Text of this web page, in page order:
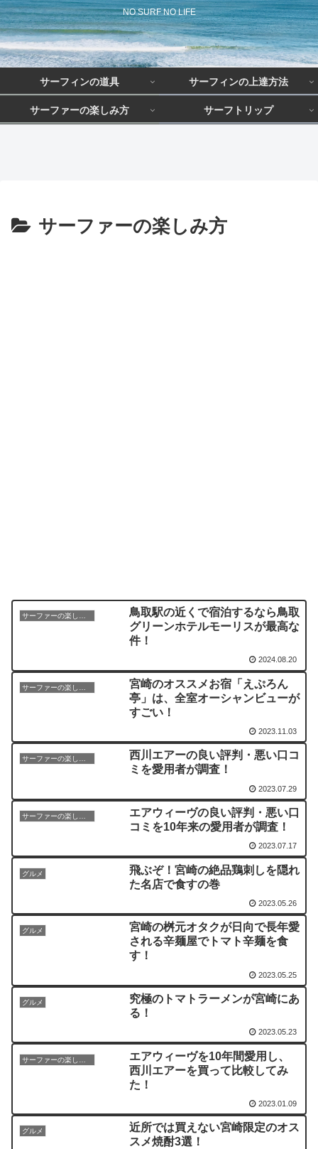
NO SURF NO LIFE
サーフィンの道具 サーフィンの上達方法
サーファーの楽しみ方
サーフトリップ
上達までの期間は？
初期費用はどのくらい？
サーフィン初心者こそアップル
サーファーの楽しみ方
鳥取駅の近くで宿泊するなら鳥取
グリーンホテルモーリスが最高な
件！
2024.08.20
宮崎のオススメお宿「えぷろん
亭」は、全室オーシャンビューが
すごい！
2023.11.03
サーファーの楽しみ方
西川エアーの良い評判・悪い口コ
ミを愛用者が調査！
2023.07.29
エアウィーヴの良い評判・悪い口
コミを10年来の愛用者が調査！
2023.07.17
グルメ
飛ぶぞ！宮崎の絶品鶏刺しを隠れ
た名店で食すの巻
2023.05.26
グルメ
宮崎の桝元オタクが日向で長年愛
される辛麺屋でトマト辛麺を食
す！
2023.05.25
グルメ
究極のトマトラーメンが宮崎にあ
る！
2023.05.23
エアウィーヴを10年間愛用し、
西川エアーを買って比較してみ
た！
2023.01.09
グルメ
近所では買えない宮崎限定のオス
スメ焼酎3選！